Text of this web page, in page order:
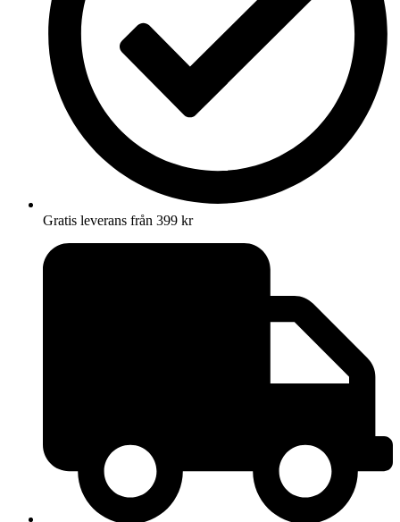
Gratis leverans från 399 kr